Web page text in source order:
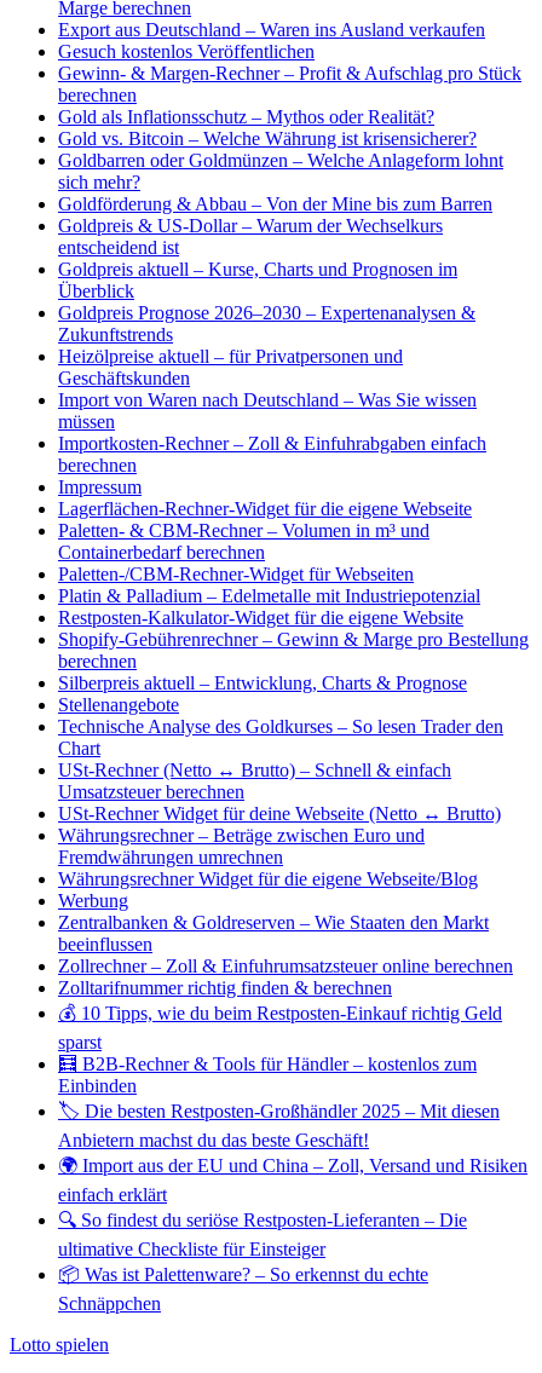
Marge berechnen
Export aus Deutschland – Waren ins Ausland verkaufen
Gesuch kostenlos Veröffentlichen
Gewinn- & Margen-Rechner – Profit & Aufschlag pro Stück
berechnen
Gold als Inflationsschutz – Mythos oder Realität?
Gold vs. Bitcoin – Welche Währung ist krisensicherer?
Goldbarren oder Goldmünzen – Welche Anlageform lohnt
sich mehr?
Goldförderung & Abbau – Von der Mine bis zum Barren
Goldpreis & US-Dollar – Warum der Wechselkurs
entscheidend ist
Goldpreis aktuell – Kurse, Charts und Prognosen im
Überblick
Goldpreis Prognose 2026–2030 – Expertenanalysen &
Zukunftstrends
Heizölpreise aktuell – für Privatpersonen und
Geschäftskunden
Import von Waren nach Deutschland – Was Sie wissen
müssen
Importkosten-Rechner – Zoll & Einfuhrabgaben einfach
berechnen
Impressum
Lagerflächen-Rechner-Widget für die eigene Webseite
Paletten- & CBM-Rechner – Volumen in m³ und
Containerbedarf berechnen
Paletten-/CBM-Rechner-Widget für Webseiten
Platin & Palladium – Edelmetalle mit Industriepotenzial
Restposten-Kalkulator-Widget für die eigene Website
Shopify-Gebührenrechner – Gewinn & Marge pro Bestellung
berechnen
Silberpreis aktuell – Entwicklung, Charts & Prognose
Stellenangebote
Technische Analyse des Goldkurses – So lesen Trader den
Chart
USt-Rechner (Netto ↔ Brutto) – Schnell & einfach
Umsatzsteuer berechnen
USt-Rechner Widget für deine Webseite (Netto ↔ Brutto)
Währungsrechner – Beträge zwischen Euro und
Fremdwährungen umrechnen
Währungsrechner Widget für die eigene Webseite/Blog
Werbung
Zentralbanken & Goldreserven – Wie Staaten den Markt
beeinflussen
Zollrechner – Zoll & Einfuhrumsatzsteuer online berechnen
Zolltarifnummer richtig finden & berechnen
💰 10 Tipps, wie du beim Restposten-Einkauf richtig Geld
sparst
🧮 B2B-Rechner & Tools für Händler – kostenlos zum
Einbinden
🏷️ Die besten Restposten-Großhändler 2025 – Mit diesen
Anbietern machst du das beste Geschäft!
🌍 Import aus der EU und China – Zoll, Versand und Risiken
einfach erklärt
🔍 So findest du seriöse Restposten-Lieferanten – Die
ultimative Checkliste für Einsteiger
📦 Was ist Palettenware? – So erkennst du echte
Schnäppchen
Lotto spielen